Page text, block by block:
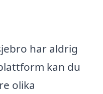
har aldrig
kan du
olika